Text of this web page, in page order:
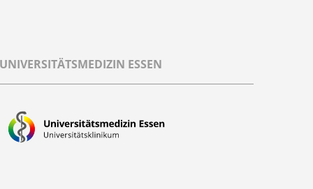
UNIVERSITÄTSMEDIZIN ESSEN